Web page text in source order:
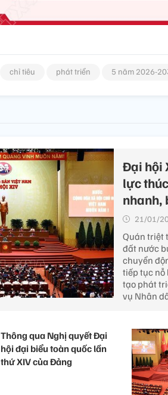
chỉ tiêu phát triển 5 năm 2026-
Đại hội
lực
nhanh,
21/01/
Quán triệt
đất nước
chuyển
tiếp tục nỗ
tạo phát
vụ Nhân
Thông qua Nghị quyết Đại
hội đại biểu toàn quốc lần
thứ XIV của Đảng